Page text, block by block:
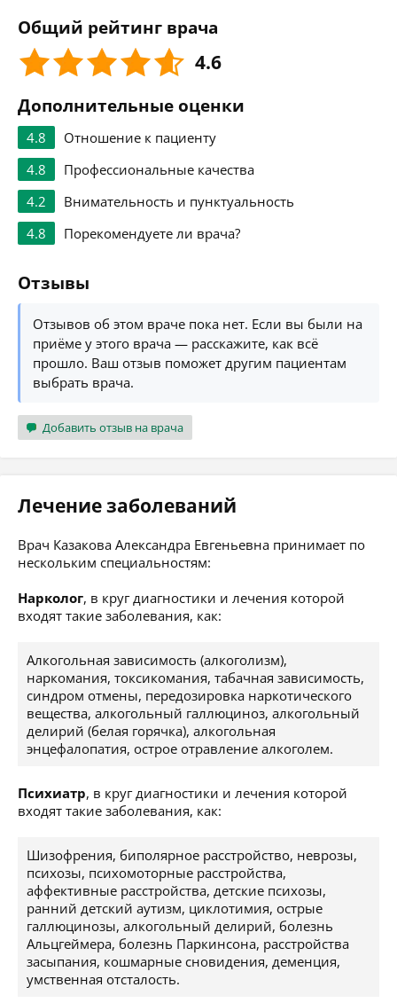
Общий рейтинг врача
4.6
Дополнительные оценки
4.8
Отношение к пациенту
4.8
Профессиональные качества
4.2
Внимательность и пунктуальность
4.8
Порекомендуете ли врача?
Отзывы
Отзывов об этом враче пока нет. Если вы были на
приёме у этого врача — расскажите, как всё
прошло. Ваш отзыв поможет другим пациентам
выбрать врача.
Добавить отзыв на врача
Лечение заболеваний
Врач Казакова Александра Евгеньевна принимает по
нескольким специальностям:
Нарколог, в круг диагностики и лечения которой
входят такие заболевания, как:
Алкогольная зависимость (алкоголизм),
наркомания, токсикомания, табачная зависимость,
синдром отмены, передозировка наркотического
вещества, алкогольный галлюциноз, алкогольный
делирий (белая горячка), алкогольная
энцефалопатия, острое отравление алкоголем.
Психиатр, в круг диагностики и лечения которой
входят такие заболевания, как:
Шизофрения, биполярное расстройство, неврозы,
психозы, психомоторные расстройства,
аффективные расстройства, детские психозы,
ранний детский аутизм, циклотимия, острые
галлюцинозы, алкогольный делирий, болезнь
Альцгеймера, болезнь Паркинсона, расстройства
засыпания, кошмарные сновидения, деменция,
умственная отсталость.